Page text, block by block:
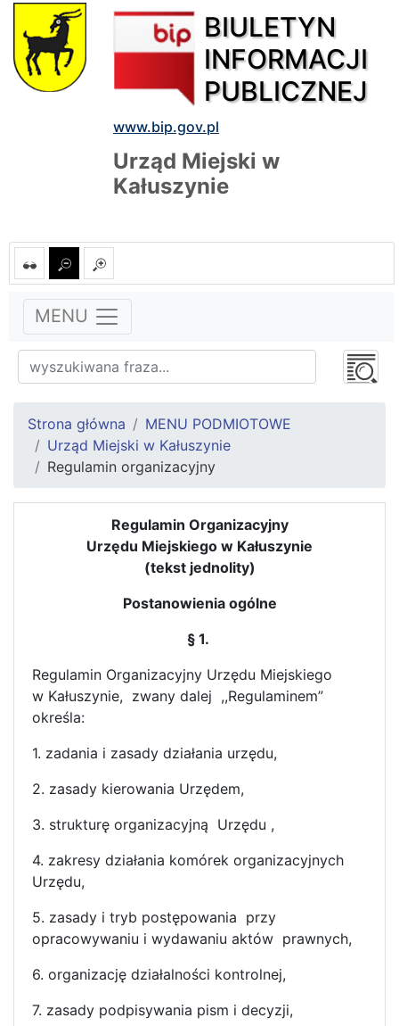
BIULETYN
INFORMACJI
PUBLICZNEJ
www.bip.gov.pl
Urząd Miejski w
Kałuszynie
MENU
Strona główna
MENU PODMIOTOWE
Urząd Miejski w Kałuszynie
Regulamin organizacyjny
Regulamin Organizacyjny
Urzędu Miejskiego w Kałuszynie
(tekst jednolity)
Postanowienia ogólne
§ 1.
Regulamin Organizacyjny Urzędu Miejskiego
w Kałuszynie, zwany dalej ,,Regulaminem”
określa:
1. zadania i zasady działania urzędu,
2. zasady kierowania Urzędem,
3. strukturę organizacyjną Urzędu ,
4. zakresy działania komórek organizacyjnych
Urzędu,
5. zasady i tryb postępowania przy
opracowywaniu i wydawaniu aktów prawnych,
6. organizację działalności kontrolnej,
7. zasady podpisywania pism i decyzji,